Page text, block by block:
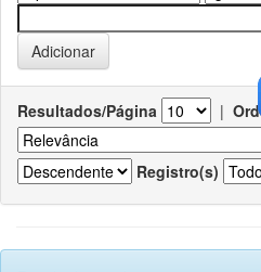
Resultados/Página |
Registro(s)